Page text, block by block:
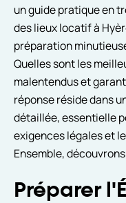
un guide pratique en
des lieux locatif à
préparation
Quelles sont les
malentendus et
réponse réside dans
détaillée, essentielle
exigences légales et
Ensemble,
Préparer